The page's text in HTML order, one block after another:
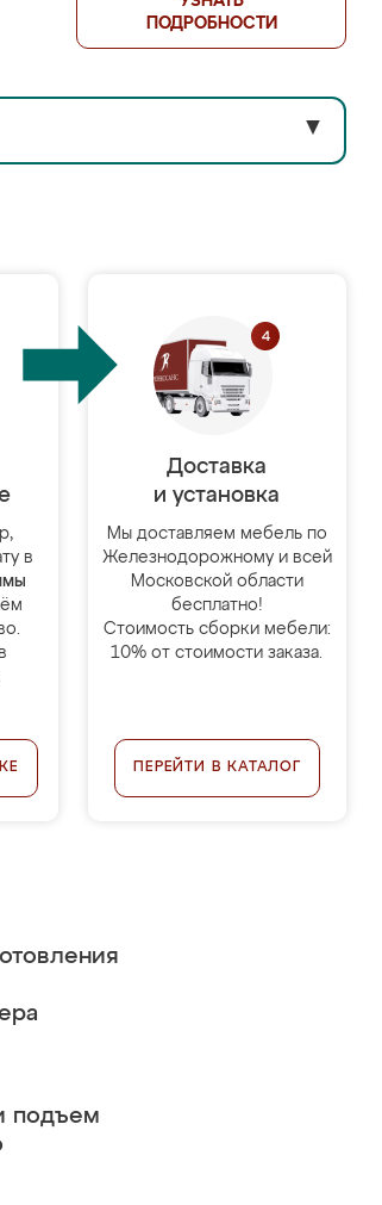
ПОДРОБНОСТИ
▼
в
Доставка
и установка
Мы доставляем мебель по
Железнодорожному и всей
Московской области
бесплатно!
Стоимость сборки мебели:
10% от стоимости заказа.
ПЕРЕЙТИ В КАТАЛОГ
подъем